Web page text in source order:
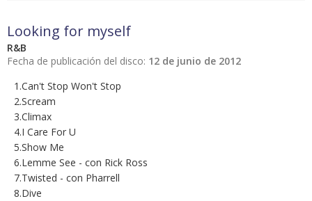
Looking for myself
R&B
Fecha de publicación del disco: 12 de junio de 2012
1.Can't Stop Won't Stop
2.Scream
3.Climax
4.I Care For U
5.Show Me
6.Lemme See - con Rick Ross
7.Twisted - con Pharrell
8.Dive